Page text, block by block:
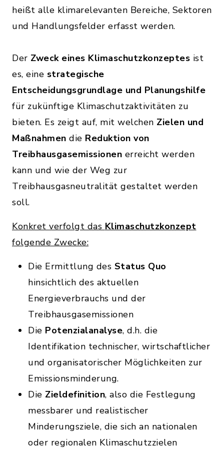
heißt alle klimarelevanten Bereiche, Sektoren
und Handlungsfelder erfasst werden.
Der Zweck eines Klimaschutzkonzeptes ist
es, eine strategische
Entscheidungsgrundlage und Planungshilfe
für zukünftige Klimaschutzaktivitäten zu
bieten. Es zeigt auf, mit welchen Zielen und
Maßnahmen die Reduktion von
Treibhausgasemissionen erreicht werden
kann und wie der Weg zur
Treibhausgasneutralität gestaltet werden
soll.
Konkret verfolgt das Klimaschutzkonzept
folgende Zwecke:
Die Ermittlung des Status Quo
hinsichtlich des aktuellen
Energieverbrauchs und der
Treibhausgasemissionen
Die Potenzialanalyse, d.h. die
Identifikation technischer, wirtschaftlicher
und organisatorischer Möglichkeiten zur
Emissionsminderung.
Die Zieldefinition, also die Festlegung
messbarer und realistischer
Minderungsziele, die sich an nationalen
oder regionalen Klimaschutzzielen